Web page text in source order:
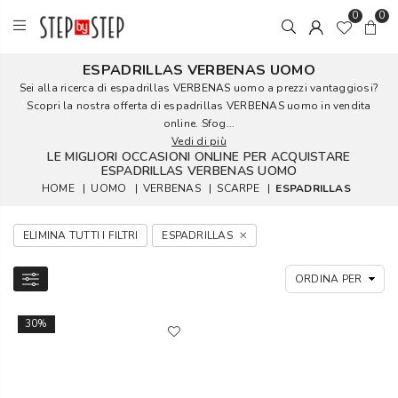
0 0
ESPADRILLAS VERBENAS UOMO
Sei alla ricerca di espadrillas VERBENAS uomo a prezzi vantaggiosi?
Scopri la nostra offerta di espadrillas VERBENAS uomo in vendita
online. Sfog...
Vedi di più
LE MIGLIORI OCCASIONI ONLINE PER ACQUISTARE
ESPADRILLAS VERBENAS UOMO
HOME | UOMO | VERBENAS | SCARPE | ESPADRILLAS
ELIMINA TUTTI I FILTRI ESPADRILLAS
30%